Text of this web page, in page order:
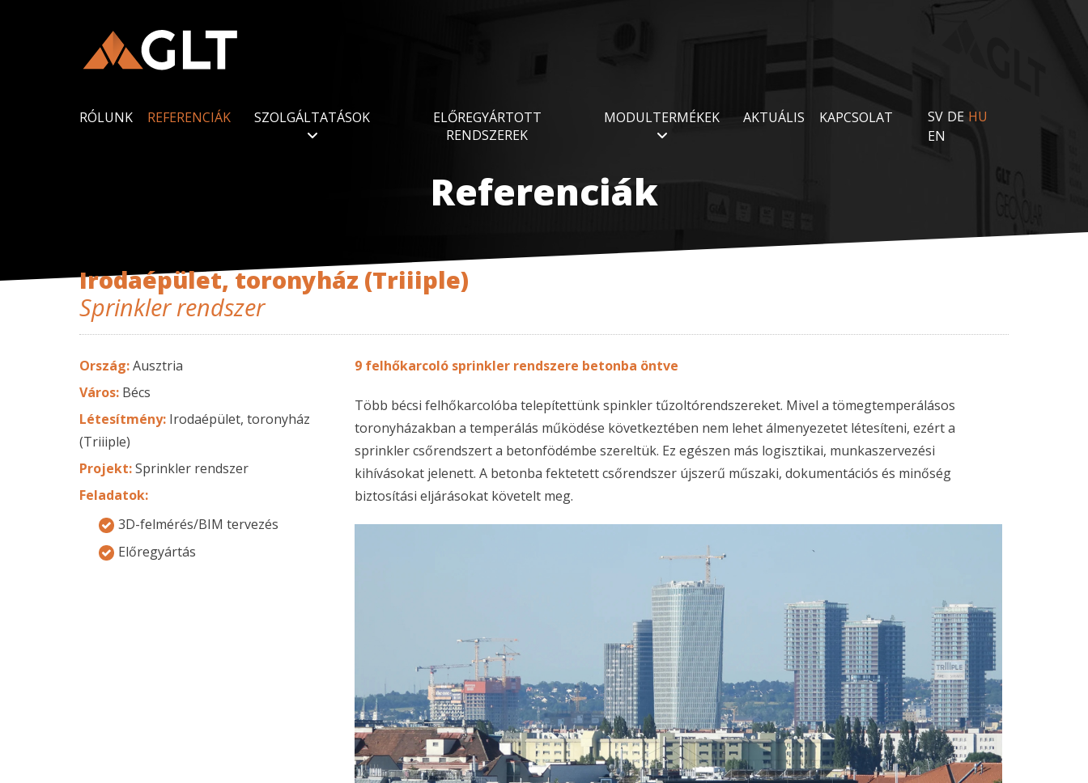
RÓLUNK REFERENCIÁK SZOLGÁLTATÁSOK
ELŐREGYÁRTOTT
RENDSZEREK
MODULTERMÉKEK AKTUÁLIS KAPCSOLAT SV DE HU
EN
Referenciák
Irodaépület, toronyház (Triiiple)
Sprinkler rendszer
Ország:Ausztria
Város: Bécs
Létesítmény: Irodaépület, toronyház
(Triiiple)
Projekt:Sprinkler rendszer
Feladatok:
3D-felmérés/BIM tervezés
Előregyártás
9 felhőkarcoló sprinkler rendszere betonba öntve
Több bécsi felhőkarcolóba telepítettünk spinkler tűzoltórendszereket. Mivel a tömegtemperálásos
toronyházakban a temperálás működése következtében nem lehet álmenyezetet létesíteni, ezért a
sprinkler csőrendszert a betonfödémbe szereltük. Ez egészen más logisztikai, munkaszervezési
kihívásokat jelenett. A betonba fektetett csőrendszer újszerű műszaki, dokumentációs és minőség
biztosítási eljárásokat követelt meg.